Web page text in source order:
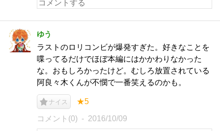
ゆう
ラストのロリコンビが爆発すぎた。好きなことを
喋ってるだけでほぼ本編にはかかわりなかった
な。おもしろかったけど。むしろ放置されている
阿良々木くんが不憫で一番笑えるのかも。
ナイス ★5
コメント(0) 2016/10/09